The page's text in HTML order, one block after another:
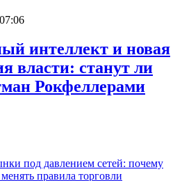
интеллект и новая
власти: станут ли
Рокфеллерами